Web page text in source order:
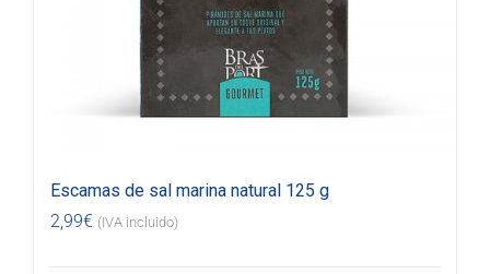
Escamas de sal marina natural 125 g
2,99€ (IVA incluido)